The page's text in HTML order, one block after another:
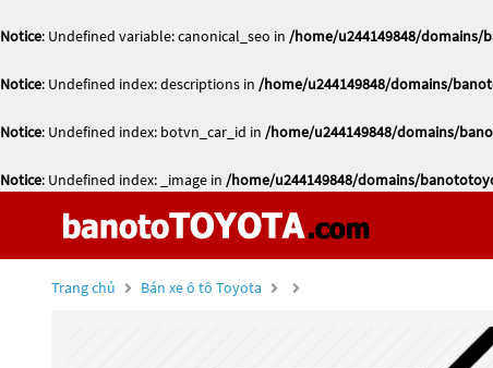
Notice: Undefined variable: canonical_seo in /home/u244149848/
Notice: Undefined index: descriptions in /home/u244149848/domains/
Notice: Undefined index: botvn_car_id in /home/u244149848/domains/
Notice: Undefined index: _image in /home/u244149848/domains/
Trang chủ Bán xe ô tô Toyota